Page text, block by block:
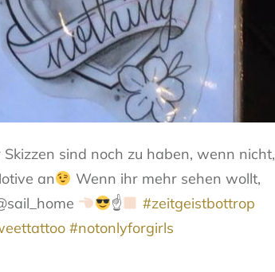
sind noch zu haben, wenn nicht,
an
Wenn ihr mehr sehen wollt,
☝
#zeitgeistbottrop
#notonlyforgirls